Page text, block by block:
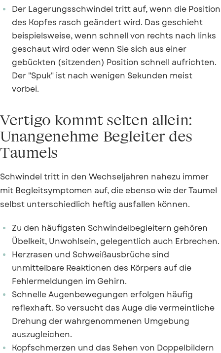
Der Lagerungsschwindel tritt auf, wenn die Position
des Kopfes rasch geändert wird. Das geschieht
beispielsweise, wenn schnell von rechts nach links
geschaut wird oder wenn Sie sich aus einer
gebückten (sitzenden) Position schnell aufrichten.
Der "Spuk" ist nach wenigen Sekunden meist
vorbei.
Vertigo kommt selten allein:
Unangenehme Begleiter des
Taumels
Schwindel tritt in den Wechseljahren nahezu immer
mit Begleitsymptomen auf, die ebenso wie der Taumel
selbst unterschiedlich heftig ausfallen können.
Zu den häufigsten Schwindelbegleitern gehören
Übelkeit, Unwohlsein, gelegentlich auch Erbrechen.
Herzrasen und Schweißausbrüche sind
unmittelbare Reaktionen des Körpers auf die
Fehlermeldungen im Gehirn.
Schnelle Augenbewegungen erfolgen häufig
reflexhaft. So versucht das Auge die vermeintliche
Drehung der wahrgenommenen Umgebung
auszugleichen.
Kopfschmerzen und das Sehen von Doppelbildern